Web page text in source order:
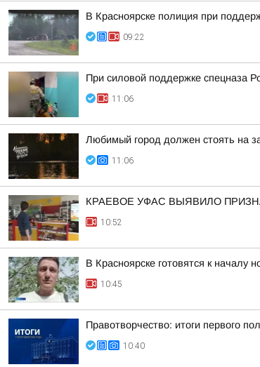
В Красноярске полиция при
09:22
При силовой поддержке спецназа
11:06
Любимый город должен стоять на
11:06
КРАЕВОЕ УФАС ВЫЯВИЛО
10:52
В Красноярске готовятся к началу
10:45
Правотворчество: итоги первого
10:40